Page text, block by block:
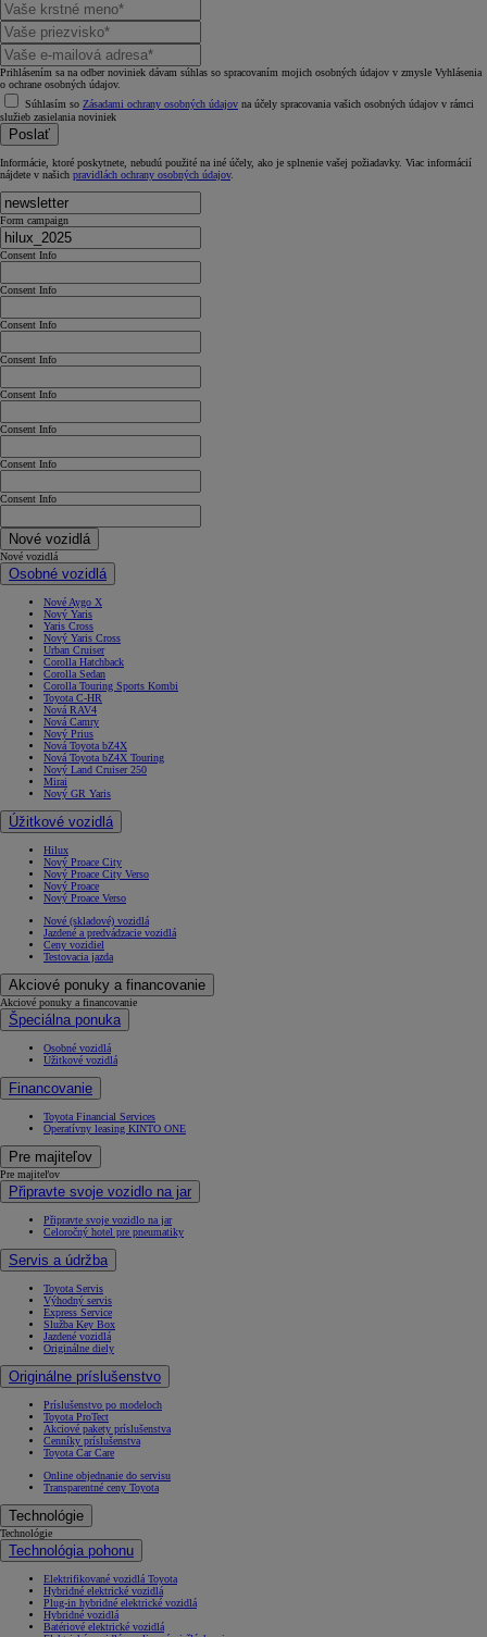
Prihlásením sa na odber noviniek dávam súhlas so spracovaním mojich osobných údajov v zmysle Vyhlásenia
o ochrane osobných údajov.
Súhlasím so Zásadami ochrany osobných údajov na účely spracovania vašich osobných údajov v rámci
služieb zasielania noviniek
Poslať
Informácie, ktoré poskytnete, nebudú použité na iné účely, ako je splnenie vašej požiadavky. Viac informácií
nájdete v našich pravidlách ochrany osobných údajov.
Form campaign
Consent Info
Consent Info
Consent Info
Consent Info
Consent Info
Consent Info
Consent Info
Consent Info
Nové vozidlá
Nové vozidlá
Osobné vozidlá
Nové Aygo X
Nový Yaris
Yaris Cross
Nový Yaris Cross
Urban Cruiser
Corolla Hatchback
Corolla Sedan
Corolla Touring Sports Kombi
Toyota C-HR
Nová RAV4
Nová Camry
Nový Prius
Nová Toyota bZ4X
Nová Toyota bZ4X Touring
Nový Land Cruiser 250
Mirai
Nový GR Yaris
Úžitkové vozidlá
Hilux
Nový Proace City
Nový Proace City Verso
Nový Proace
Nový Proace Verso
Nové (skladové) vozidlá
Jazdené a predvádzacie vozidlá
Ceny vozidiel
Testovacia jazda
Akciové ponuky a financovanie
Akciové ponuky a financovanie
Špeciálna ponuka
Osobné vozidlá
Úžitkové vozidlá
Financovanie
Toyota Financial Services
Operatívny leasing KINTO ONE
Pre majiteľov
Pre majiteľov
Připravte svoje vozidlo na jar
Připravte svoje vozidlo na jar
Celoročný hotel pre pneumatiky
Servis a údržba
Toyota Servis
Výhodný servis
Express Service
Služba Key Box
Jazdené vozidlá
Originálne diely
Originálne príslušenstvo
Príslušenstvo po modeloch
Toyota ProTect
Akciové pakety príslušenstva
Cenníky príslušenstva
Toyota Car Care
Online objednanie do servisu
Transparentné ceny Toyota
Technológie
Technológie
Technológia pohonu
Elektrifikované vozidlá Toyota
Hybridné elektrické vozidlá
Plug-in hybridné elektrické vozidlá
Hybridné vozidlá
Batériové elektrické vozidlá